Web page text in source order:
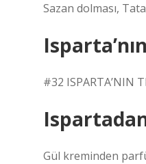
Sazan dolması,
#32 ISPARTA’NIN
Gül kreminden